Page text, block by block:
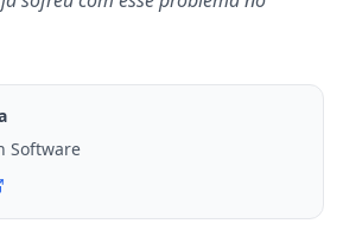
Software